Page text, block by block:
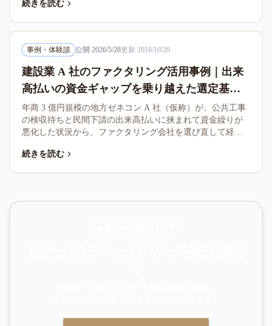
んだ経緯と、利用後に感じた注意点を匿名化ストーリーで
続きを読む
事例・体験談 公開 2026/5/28更新 2018/10/20
建設業 A 社のファクタリング活用事例｜出来
高払いの資金ギャップを乗り越えた選定基準
と教訓
年商 3 億円規模の地方ゼネコン A 社（仮称）が、公共工事
の検収待ちと民間下請の出来高払いに挟まれて資金繰りが
悪化した状況から、ファクタリング会社を選び直して経営
準、導入後の効果、同業他社への教訓を整理します。
続きを読む